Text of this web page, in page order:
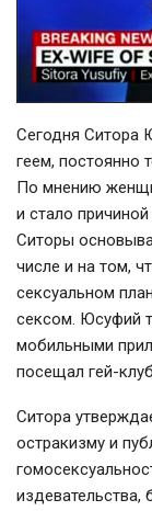
Сегодня Ситора
геем,
По мнению
и стало
Ситоры
числе и на том,
сексуальном
сексом. Юсуфий
мобильными
посещал гей-
Ситора
остракизму и
издевательства,